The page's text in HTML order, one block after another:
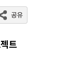
트